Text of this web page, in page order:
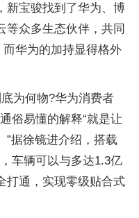
新宝骏找到了华为、博
等众多生态伙伴，共同
而华为的加持显得格外
为何物?华为消费者
俗易懂的解释“就是让
”据徐镜进介绍，搭载
车辆可以与多达1.3亿
打通，实现零级贴合式